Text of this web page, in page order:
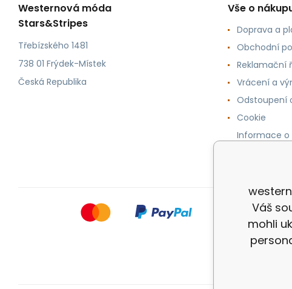
Westernová móda
Stars&Stripes
Třebízského 1481
738 01 Frýdek-Místek
Česká Republika
Vše o
Doprava a
Obchodní
Reklamační
Vrácení a
Odstoupení
Cookie
Informace
Váš
mohli